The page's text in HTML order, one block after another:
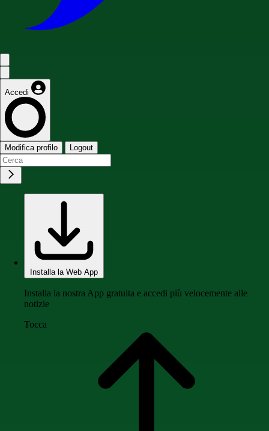
Accedi
Modifica profilo Logout
Installa la Web App
Installa la nostra App gratuita e accedi più velocemente alle
notizie
Tocca